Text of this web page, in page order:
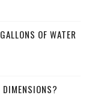
OF WATER
DIMENSIONS?